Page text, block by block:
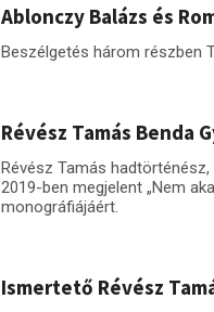
Ablonczy Balázs és
Beszélgetés három részben
Révész Tamás Benda
Révész Tamás
2019-ben megjelent „Nem
monográfiájáért.
Ismertető Révész